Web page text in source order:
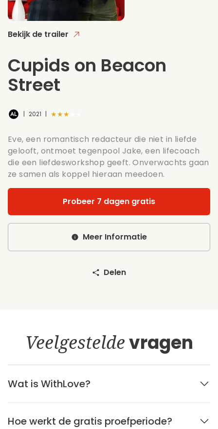
Bekijk de trailer
Cupids on Beacon
Street
| 2021 | ★★★★★
Eve, een romantisch redacteur die niet in liefde
gelooft, ontmoet tegenpool Jake, een lifecoach
die een liefdesworkshop geeft. Onverwachts gaan
ze samen als koppel hieraan meedoen.
Probeer 7 dagen gratis
Meer Informatie
Delen
Veelgesteldevragen
Wat is WithLove?
Hoe werkt de gratis proefperiode?